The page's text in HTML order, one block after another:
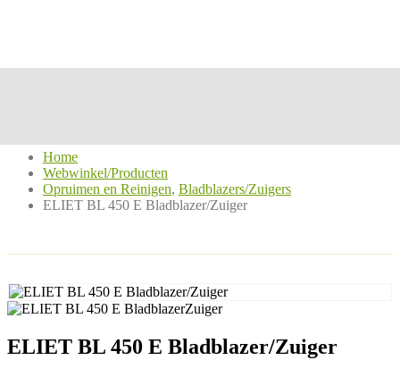
Home
Webwinkel/Producten
Opruimen en Reinigen, Bladblazers/Zuigers
ELIET BL 450 E Bladblazer/Zuiger
ELIET BL 450 E Bladblazer/Zuiger